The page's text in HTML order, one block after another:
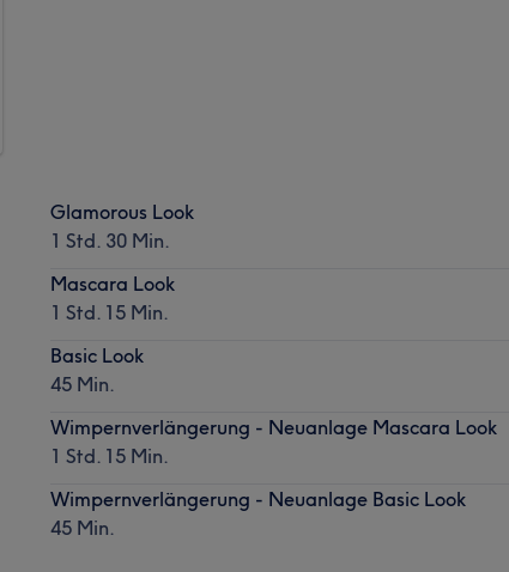
Glamorous Look
1 Std. 30 Min.
Mascara Look
1 Std. 15 Min.
Basic Look
45 Min.
Wimpernverlängerung - Neuanlage Mascara Look
1 Std. 15 Min.
Wimpernverlängerung - Neuanlage Basic Look
45 Min.